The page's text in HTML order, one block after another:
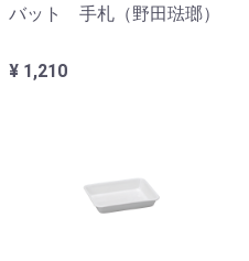
バット 手札（野田琺瑯）
¥ 1,210